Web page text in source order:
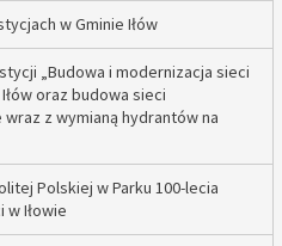
w Gminie Iłów
„Budowa i modernizacja sieci
oraz budowa sieci
z wymianą hydrantów na
Polskiej w Parku 100-lecia
w Iłowie